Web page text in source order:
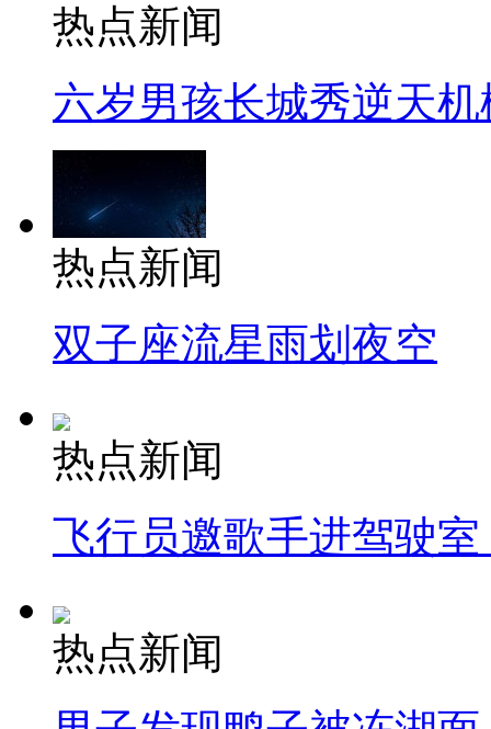
热点新闻
六岁男孩长城秀逆天机
热点新闻
双子座流星雨划夜空
热点新闻
飞行员邀歌手进驾驶
热点新闻